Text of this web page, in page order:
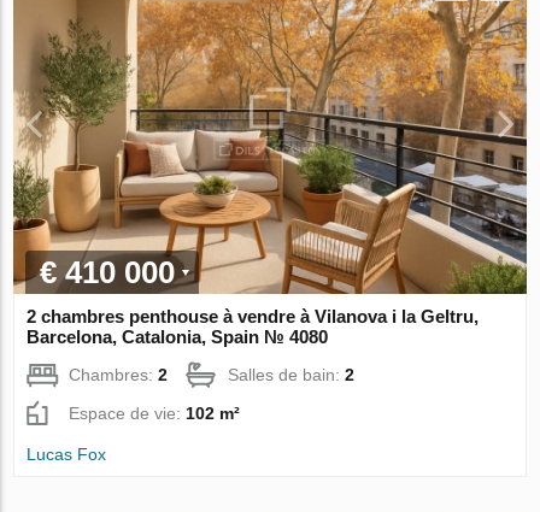
€ 410 000
2 chambres penthouse à vendre à Vilanova i la Geltru,
Barcelona, Catalonia, Spain № 4080
Chambres:2 Salles de bain:2
Espace de vie:102 m²
Lucas Fox